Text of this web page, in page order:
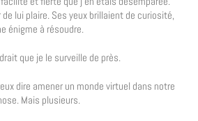
lui plaire. Ses yeux brillaient de curiosité,
énigme à résoudre.
que je le surveille de près.
dire amener un monde virtuel dans notre
Mais plusieurs.